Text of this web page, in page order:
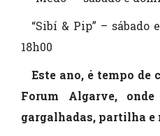
“Sibí & Pip” – sábado
18h00
Este ano, é tempo de
Forum Algarve,
gargalhadas, partilha e